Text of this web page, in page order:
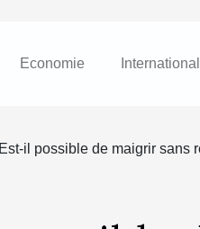
Economie International
Est-il possible de maigrir sans